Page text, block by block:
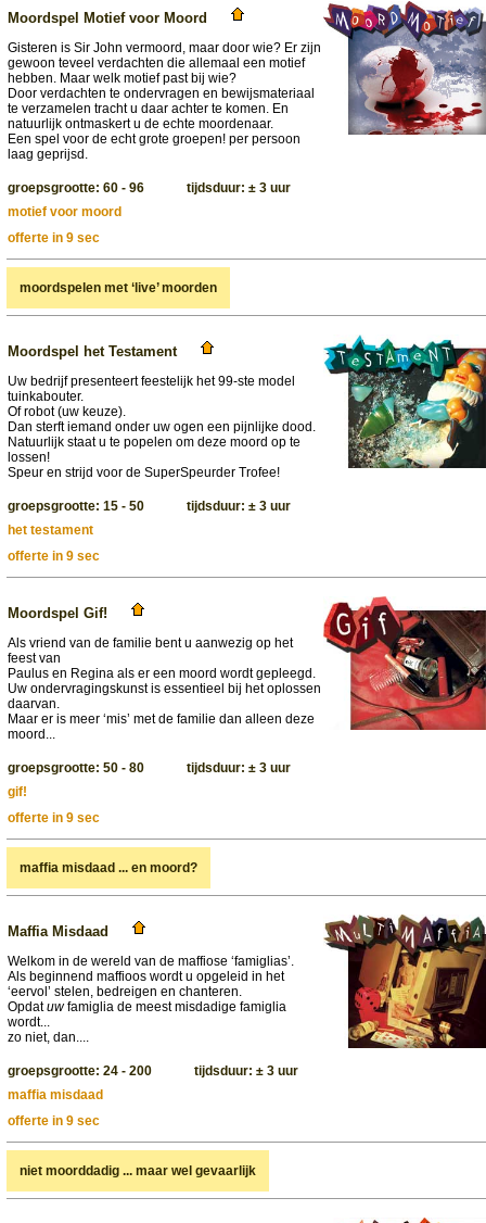
Moordspel Motief voor Moord
Gisteren is Sir John vermoord, maar door wie? Er zijn
gewoon teveel verdachten die allemaal een motief
hebben. Maar welk motief past bij wie?
Door verdachten te ondervragen en bewijsmateriaal
te verzamelen tracht u daar achter te komen. En
natuurlijk ontmaskert u de echte moordenaar.
Een spel voor de echt grote groepen! per persoon
laag geprijsd.
groepsgrootte: 60 - 96 tijdsduur: ± 3 uur
motief voor moord
offerte in 9 sec
moordspelen met ‘live’ moorden
Moordspel het Testament
Uw bedrijf presenteert feestelijk het 99-ste model
tuinkabouter.
Of robot (uw keuze).
Dan sterft iemand onder uw ogen een pijnlijke dood.
Natuurlijk staat u te popelen om deze moord op te
lossen!
Speur en strijd voor de SuperSpeurder Trofee!
groepsgrootte: 15 - 50 tijdsduur: ± 3 uur
het testament
offerte in 9 sec
Moordspel Gif!
Als vriend van de familie bent u aanwezig op het
feest van
Paulus en Regina als er een moord wordt gepleegd.
Uw ondervragingskunst is essentieel bij het oplossen
daarvan.
Maar er is meer ‘mis’ met de familie dan alleen deze
moord...
groepsgrootte: 50 - 80 tijdsduur: ± 3 uur
gif!
offerte in 9 sec
maffia misdaad ... en moord?
Maffia Misdaad
Welkom in de wereld van de maffiose ‘famiglias’.
Als beginnend maffioos wordt u opgeleid in het
‘eervol’ stelen, bedreigen en chanteren.
Opdatuwfamiglia de meest misdadige famiglia
wordt...
zo niet, dan....
groepsgrootte: 24 - 200 tijdsduur: ± 3 uur
maffia misdaad
offerte in 9 sec
niet moorddadig ... maar wel gevaarlijk